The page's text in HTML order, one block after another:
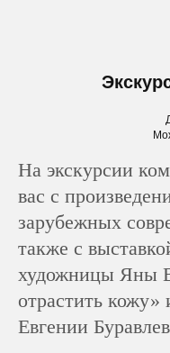
На экскурсии
вас с
зарубежных
также с
художницы Яны
отрастить
Евгении